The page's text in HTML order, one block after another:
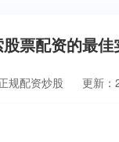
票配资的最佳
规配资炒股 更新